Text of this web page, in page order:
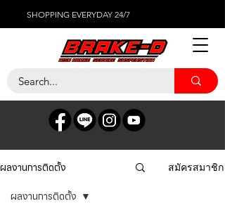
SHOPPING EVERYDAY 24/7
ผลงานการติดตั้ง สมัครสมาชิก
ผลงานการติดตั้ง